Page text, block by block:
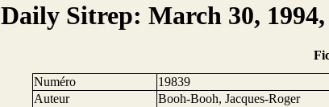
Daily Sitrep: March 30,
Numéro
19839
Auteur
Booh-Booh, Jacques-Roger